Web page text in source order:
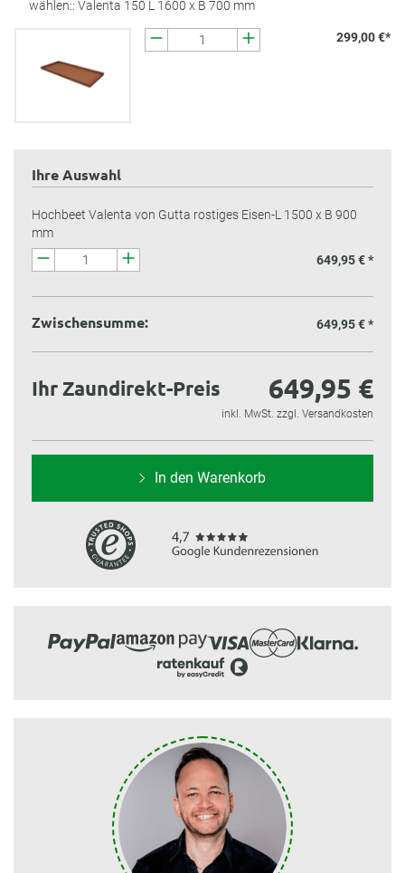
wählen:: Valenta 150 L 1600 x B 700 mm
299,00 €*
Ihre Auswahl
Hochbeet Valenta von Gutta rostiges Eisen-L 1500 x B 900
mm
649,95 € *
Zwischensumme: 649,95 €*
Ihr Zaundirekt-Preis 649,95 €
inkl. MwSt. zzgl. Versandkosten
In den Warenkorb